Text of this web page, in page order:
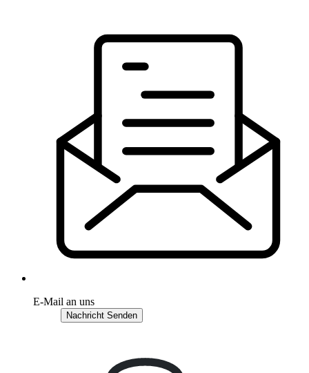
E-Mail an uns
Nachricht Senden